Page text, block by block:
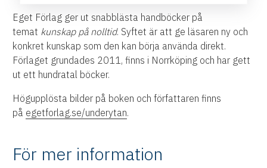
Eget Förlag ger ut snabblästa handböcker på
temat kunskap på nolltid. Syftet är att ge läsaren ny och
konkret kunskap som den kan börja använda direkt.
Förlaget grundades 2011, finns i Norrköping och har gett
ut ett hundratal böcker.
Högupplösta bilder på boken och författaren finns
på egetforlag.se/underytan.
För mer information